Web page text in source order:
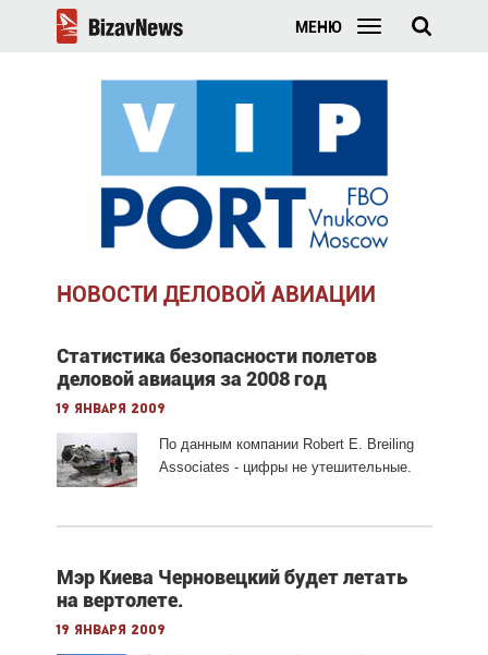
МЕНЮ
НОВОСТИ ДЕЛОВОЙ АВИАЦИИ
Статистика безопасности полетов
деловой авиация за 2008 год
19 января 2009
По данным компании Robert E. Breiling
Associates - цифры не утешительные.
Мэр Киева Черновецкий будет летать
на вертолете.
19 января 2009